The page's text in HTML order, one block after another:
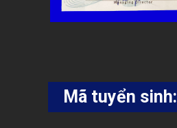
Mã tuyển sinh: